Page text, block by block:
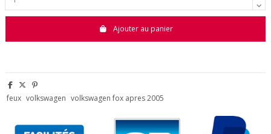
Ajouter au panier
feux volkswagen volkswagen fox apres 2005